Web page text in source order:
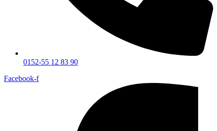
0152-55 12 83 90
Facebook-f